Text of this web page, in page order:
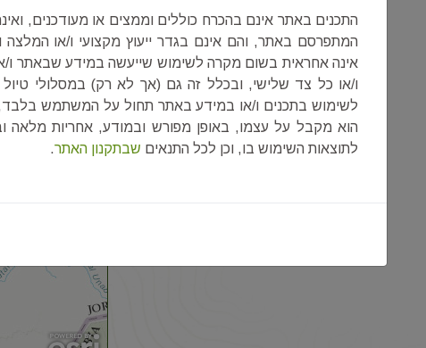
התכנים באתר אינם בהכרח כוללים וממצים או מעודכנים,
המתפרסם באתר, והם אינם בגדר ייעוץ מקצועי ו/או
אינה אחראית בשום מקרה לשימוש שייעשה במידע שבאתר
ו/או כל צד שלישי, ובכלל זה גם (אך לא רק) במסלולי
לשימוש בתכנים ו/או במידע באתר תחול על המשתמש
הוא מקבל על עצמו, באופן מפורש ובמודע, אחריות מלאה
לתוצאות השימוש בו, וכן לכל התנאים שבתקנון האתר.